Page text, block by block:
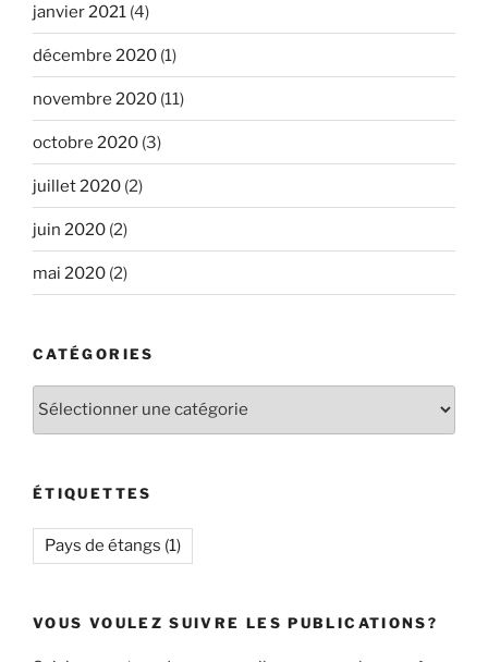
janvier 2021 (4)
décembre 2020 (1)
novembre 2020 (11)
octobre 2020 (3)
juillet 2020 (2)
juin 2020 (2)
mai 2020 (2)
CATÉGORIES
Catégories
ÉTIQUETTES
Pays de étangs (1)
VOUS VOULEZ SUIVRE LES PUBLICATIONS?